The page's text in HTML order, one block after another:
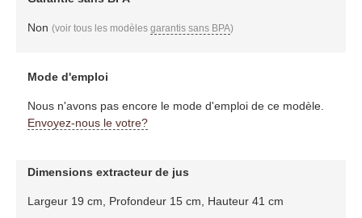
Non (voir tous les modèles garantis sans BPA)
Mode d'emploi
Nous n'avons pas encore le mode d'emploi de ce modèle.
Envoyez-nous le votre?
Dimensions extracteur de jus
Largeur 19 cm, Profondeur 15 cm, Hauteur 41 cm